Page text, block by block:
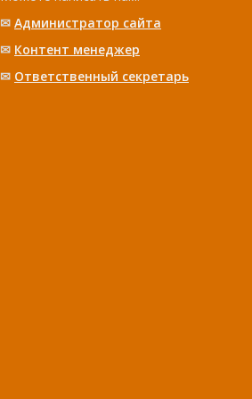
✉ Администратор сайта
✉ Контент менеджер
✉ Ответственный cекретарь